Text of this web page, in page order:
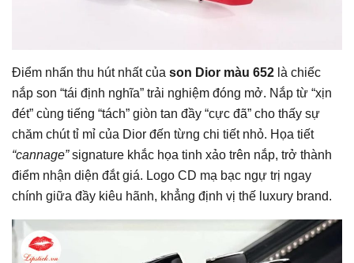
Điểm nhấn thu hút nhất của son Dior màu 652 là chiếc
nắp son “tái định nghĩa” trải nghiệm đóng mở. Nắp từ “xịn
đét” cùng tiếng “tách” giòn tan đầy “cực đã” cho thấy sự
chăm chút tỉ mỉ của Dior đến từng chi tiết nhỏ. Họa tiết
“cannage”signature khắc họa tinh xảo trên nắp, trở thành
điểm nhận diện đắt giá. Logo CD mạ bạc ngự trị ngay
chính giữa đầy kiêu hãnh, khẳng định vị thế luxury brand.